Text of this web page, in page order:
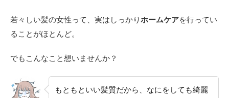
若々しい髪の女性って、実はしっかりホームケアを行ってい
ることがほとんど。
でもこんなこと想いませんか？
もともといい髪質だから、なにをしても綺麗